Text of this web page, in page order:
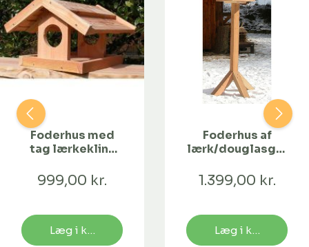
Foderhus med
tag lærkeklink
999,00 kr.
Læg i kurv
Foderhus af
lærk/douglasgra
1.399,00 kr.
Læg i kurv